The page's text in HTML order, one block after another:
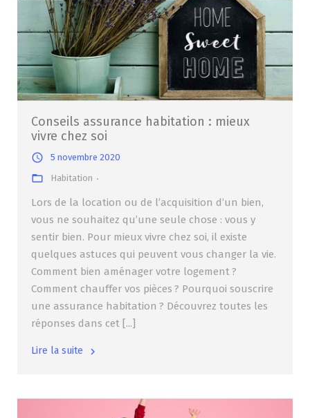
Conseils assurance habitation : mieux
vivre chez soi
5 novembre 2020
Habitation
Lors de la location ou de l’acquisition d’un bien,
vous ne souhaitez qu’une seule chose : vous y
sentir bien. Pour mieux vivre chez soi, il existe
quelques astuces qui peuvent vous changer la vie.
Comment bien aménager votre logement ?
Comment chauffer vos pièces ? Pourquoi souscrire
une assurance habitation ? Découvrez toutes les
réponses dans cet [...]
Lire la suite